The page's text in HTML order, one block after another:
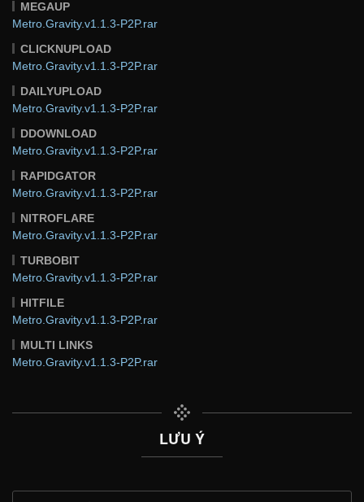
MEGAUP
Metro.Gravity.v1.1.3-P2P.rar
CLICKNUPLOAD
Metro.Gravity.v1.1.3-P2P.rar
DAILYUPLOAD
Metro.Gravity.v1.1.3-P2P.rar
DDOWNLOAD
Metro.Gravity.v1.1.3-P2P.rar
RAPIDGATOR
Metro.Gravity.v1.1.3-P2P.rar
NITROFLARE
Metro.Gravity.v1.1.3-P2P.rar
TURBOBIT
Metro.Gravity.v1.1.3-P2P.rar
HITFILE
Metro.Gravity.v1.1.3-P2P.rar
MULTI LINKS
Metro.Gravity.v1.1.3-P2P.rar
LƯU Ý